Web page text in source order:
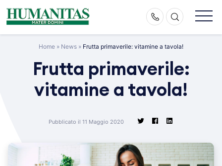
Skip
to
Home » News » Frutta primaverile: vitamine a tavola!
Frutta primaverile:
vitamine a tavola!
Pubblicato il 11 Maggio 2020